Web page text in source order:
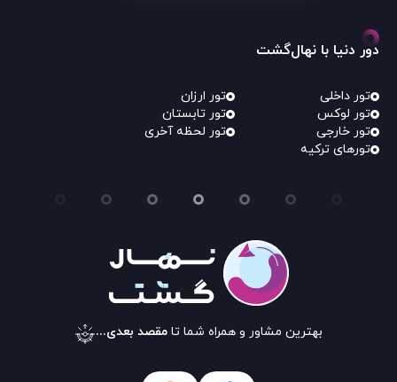
دور دنیا با نهال‌گشت
تور داخلی
تور ارزان
تور لوکس
تور تابستان
تور خارجی
تور لحظه آخری
تورهای ترکیه
بهترین مشاور و همراه شما تا مقصد بعدی...